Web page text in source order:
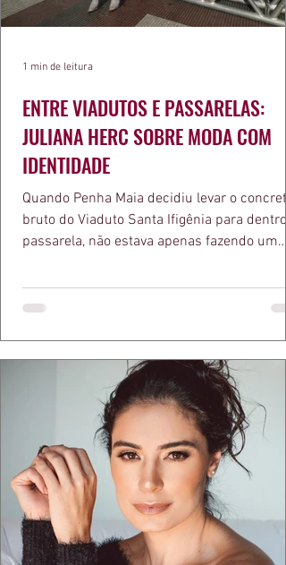
ENTRE VIADUTOS E PASSARELAS:
JULIANA HERC SOBRE MODA COM
IDENTIDADE
Quando Penha Maia decidiu levar o concreto
bruto do Viaduto Santa Ifigênia para dentro
passarela, não estava apenas fazendo um
a apresentadora e influenciadora Juliana
defende há tempos, o de que moda
estruturas geométricas, volumes
aquele concreto aparente típico da
arquitetura paulistana em peças de vestir,
1 min de leitura